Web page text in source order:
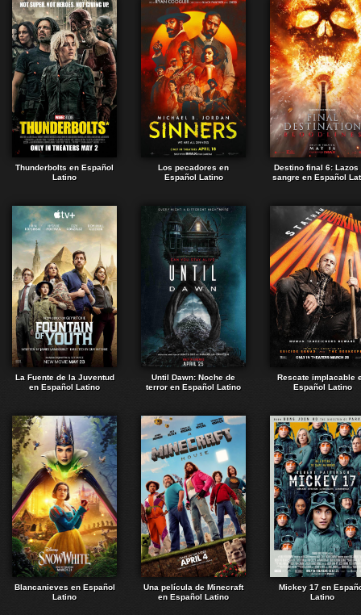
Thunderbolts en Español
Latino
Los pecadores en
Español Latino
Destino final 6: Lazos
sangre en Español
La Fuente de la Juventud
en Español Latino
Until Dawn: Noche de
terror en Español Latino
Rescate implacable
Español Latino
Blancanieves en Español
Latino
Una película de Minecraft
en Español Latino
Mickey 17 en
Latino